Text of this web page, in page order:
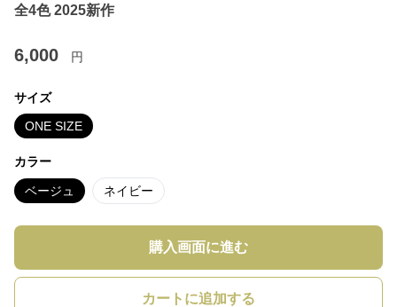
全4色 2025新作
6,000 円
サイズ
ONE SIZE
カラー
ベージュ ネイビー
購入画面に進む
カートに追加する